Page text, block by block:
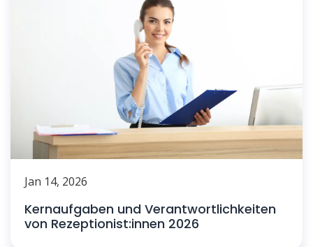
Jan 14, 2026
Kernaufgaben und Verantwortlichkeiten
von Rezeptionist:innen 2026